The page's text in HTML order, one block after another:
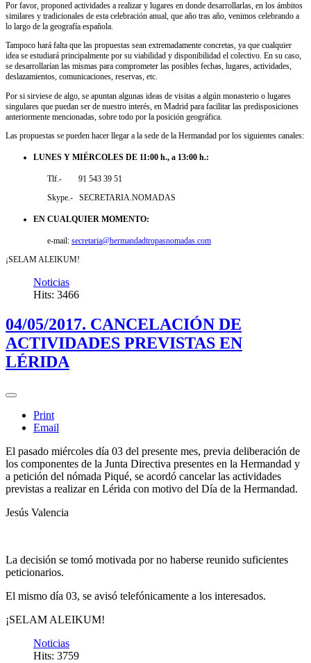
Por favor, proponed actividades a realizar y lugares en donde desarrollarlas, en los ámbitos
similares y tradicionales de esta celebración anual, que año tras año, venimos celebrando a
lo largo de la geografía española.
Tampoco hará falta que las propuestas sean extremadamente concretas, ya que cualquier
idea se estudiará principalmente por su viabilidad y disponibilidad el colectivo. En su caso,
se desarrollarían las mismas para comprometer las posibles fechas, lugares, actividades,
deslazamientos, comunicaciones, reservas, etc.
Por si sirviese de algo, se apuntan algunas ideas de visitas a algún monasterio o lugares
singulares que puedan ser de nuestro interés, en Madrid para facilitar las predisposiciones
anteriormente mencionadas, sobre todo por la posición geográfica.
Las propuestas se pueden hacer llegar a la sede de la Hermandad por los siguientes canales:
LUNES Y MIÉRCOLES DE 11:00 h., a 13:00 h.:
Tlf.- 91 543 39 51
Skype.- SECRETARIA.NOMADAS
EN CUALQUIER MOMENTO:
e-mail: secretaria@hermandadtropasnomadas.com
¡SELAM ALEIKUM!
Noticias
Hits: 3466
04/05/2017. CANCELACIÓN DE
ACTIVIDADES PREVISTAS EN
LÉRIDA
Print
Email
El pasado miércoles día 03 del presente mes, previa deliberación de
los componentes de la Junta Directiva presentes en la Hermandad y
a petición del nómada Piqué, se acordó cancelar las actividades
previstas a realizar en Lérida con motivo del Día de la Hermandad.
Jesús Valencia
La decisión se tomó motivada por no haberse reunido suficientes
peticionarios.
El mismo día 03, se avisó telefónicamente a los interesados.
¡SELAM ALEIKUM!
Noticias
Hits: 3759